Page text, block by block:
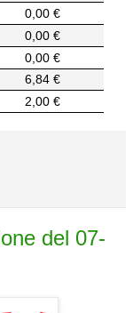
0,00 €
0,00 €
0,00 €
6,84 €
2,00 €
del 07-